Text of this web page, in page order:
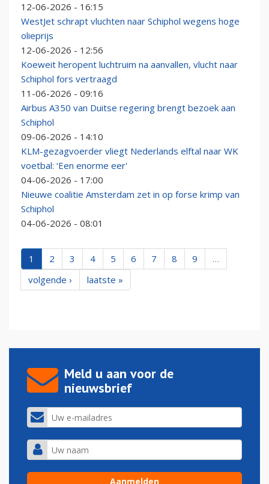
12-06-2026 - 16:15
WestJet schrapt vluchten naar Schiphol wegens hoge
olieprijs
12-06-2026 - 12:56
Koeweit heropent luchtruim na aanvallen, vlucht naar
Schiphol fors vertraagd
11-06-2026 - 09:16
Airbus A350 van Duitse regering brengt bezoek aan
Schiphol
09-06-2026 - 14:10
KLM-gezagvoerder vliegt Nederlands elftal naar WK
voetbal: ‘Een enorme eer'
04-06-2026 - 17:00
Nieuwe coalitie Amsterdam zet in op forse krimp van
Schiphol
04-06-2026 - 08:01
1 2 3 4 5 6 7 8 9
…
volgende ›
laatste »
Meld u aan voor de
nieuwsbrief